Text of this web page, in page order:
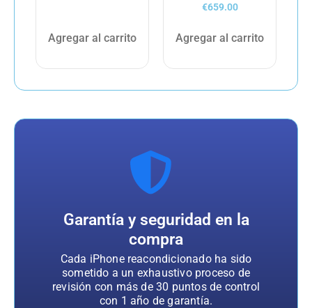
Agregar al carrito
€659.00
Agregar al carrito
Garantía y seguridad en la
compra
Cada iPhone reacondicionado ha sido
sometido a un exhaustivo proceso de
revisión con más de 30 puntos de control
con 1 año de garantía.